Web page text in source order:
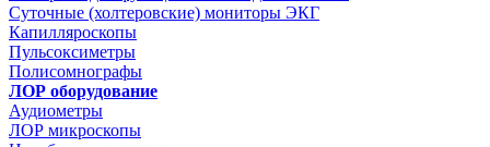
Суточные (холтеровские) мониторы ЭКГ
Капилляроскопы
Пульсоксиметры
Полисомнографы
ЛОР оборудование
Аудиометры
ЛОР микроскопы